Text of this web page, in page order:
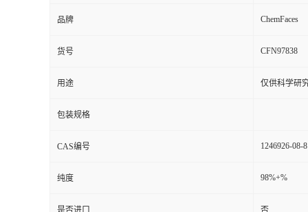
品牌 ChemFaces
货号 CFN97838
用途 仅供科学研
包装规格
CAS编号 1246926-08-8
纯度 98%+%
是否进口 否